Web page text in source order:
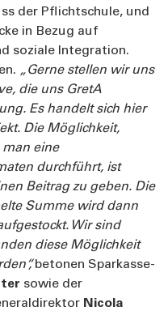
der Pflichtschule, und
in Bezug auf
soziale Integration.
„Gerne stellen wir uns
die uns GretA
Es handelt sich hier
Die Möglichkeit,
eine
durchführt, ist
Beitrag zu geben. Die
Summe wird dann
Wir sind
diese Möglichkeit
betonen Sparkasse-
sowie der
Nicola